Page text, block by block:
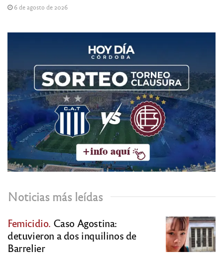
6 de agosto de 2026
Noticias más leídas
Femicidio. Caso Agostina:
detuvieron a dos inquilinos de
Barrelier